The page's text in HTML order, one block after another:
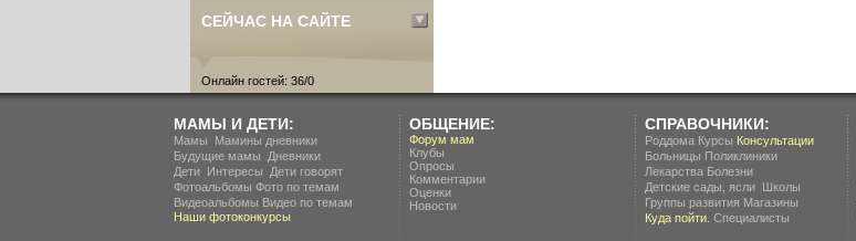
СЕЙЧАС НА САЙТЕ
Онлайн гостей: 36/0
МАМЫ И ДЕТИ:
Мамы
Мамины дневники
Будущие мамы
Дневники
Дети Интересы
Дети говорят
Фотоальбомы Фото по темам
Видеоальбомы Видео по темам
Наши фотоконкурсы
ОБЩЕНИЕ:
Форум мам
Клубы
Опросы
Комментарии
Оценки
Новости
СПРАВОЧНИКИ:
Роддома Курсы Консультации
Больницы Поликлиники
Лекарства Болезни
Детские сады, ясли Школы
Группы развития Магазины
Куда пойти. Специалисты